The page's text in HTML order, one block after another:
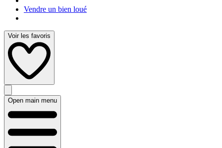
Vendre un bien loué
Voir les favoris
Open main menu